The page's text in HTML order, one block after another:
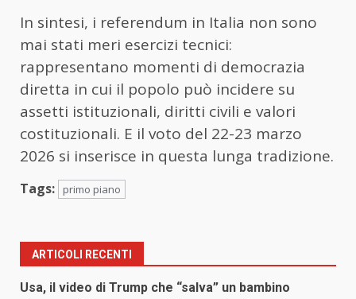
In sintesi, i referendum in Italia non sono
mai stati meri esercizi tecnici:
rappresentano momenti di democrazia
diretta in cui il popolo può incidere su
assetti istituzionali, diritti civili e valori
costituzionali. E il voto del 22-23 marzo
2026 si inserisce in questa lunga tradizione.
Tags: primo piano
ARTICOLI RECENTI
Usa, il video di Trump che “salva” un bambino